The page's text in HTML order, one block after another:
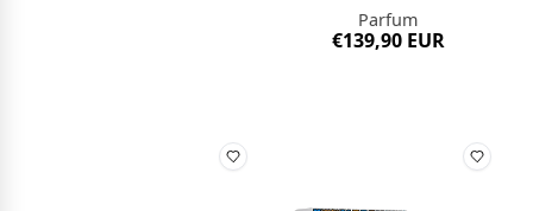
Parfum
€139,90 EUR